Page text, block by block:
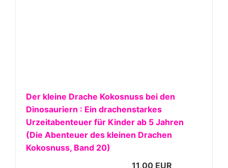
Der kleine Drache Kokosnuss bei den
Dinosauriern : Ein drachenstarkes
Urzeitabenteuer für Kinder ab 5 Jahren
(Die Abenteuer des kleinen Drachen
Kokosnuss, Band 20)
11,00 EUR